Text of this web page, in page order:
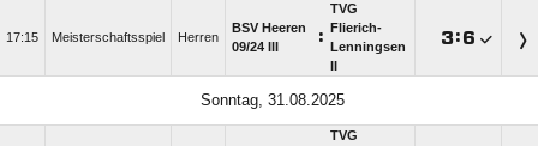
17:15 Meisterschaftsspiel Herren
BSV Heeren
09/​24 III
:
TVG
Flierich-
Lenningsen
:
Sonntag, 31.08.2025
TVG